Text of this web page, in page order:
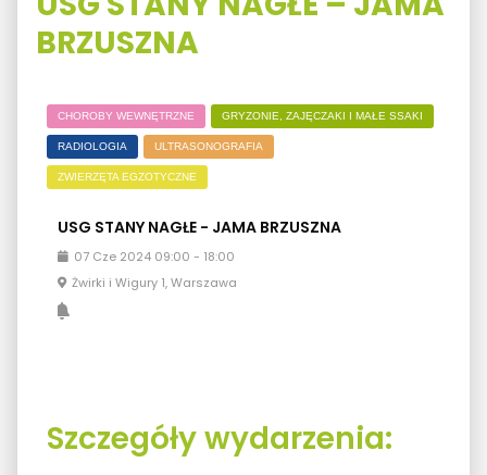
BRZUSZNA
CHOROBY WEWNĘTRZNE GRYZONIE, ZAJĘCZAKI I MAŁE SSAKI
RADIOLOGIA ULTRASONOGRAFIA
ZWIERZĘTA EGZOTYCZNE
USG STANY NAGŁE - JAMA BRZUSZNA
07 Cze 2024 09:00 - 18:00
Żwirki i Wigury 1, Warszawa
Szczegóły wydarzenia: